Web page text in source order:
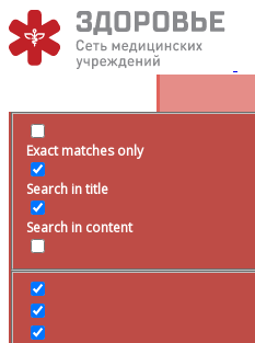
Exact matches only
Search in title
Search in content